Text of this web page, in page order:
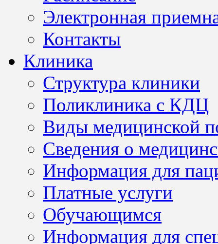
Электронная
Контакты
Клиника
Структура клиники
Поликлиника с КДЦ
Виды медицинской
Сведения о
Информация для
Платные услуги
Обучающимся
Информация для